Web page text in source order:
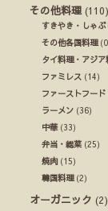
その他料理 (110)
すきやき・しゃ
その他各国料理
タイ料理・アジア
ファミレス (14)
ファーストフード
ラーメン (36)
中華(33)
弁当・総菜 (25)
焼肉 (15)
韓国料理(2)
オーガニック (2)